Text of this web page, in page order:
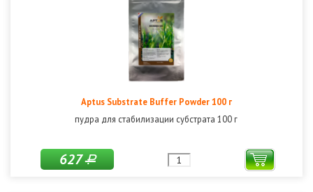
Aptus Substrate Buffer Powder 100 г
пудра для стабилизации субстрата 100 г
627Р